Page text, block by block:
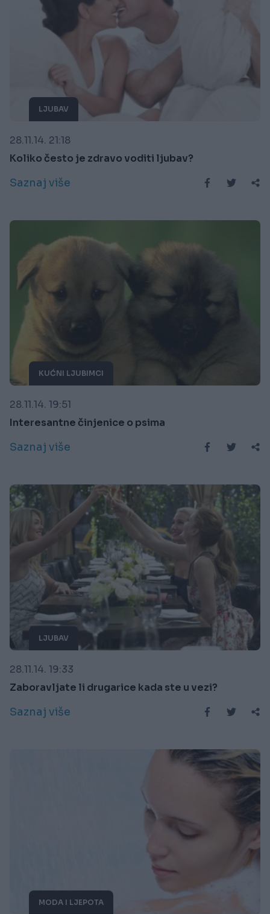
LJUBAV
28.11.14. 21:18
Koliko često je zdravo voditi ljubav?
Saznaj više
KUĆNI LJUBIMCI
28.11.14. 19:51
Interesantne činjenice o psima
Saznaj više
LJUBAV
28.11.14. 19:33
Zaboravljate li drugarice kada ste u vezi?
Saznaj više
MODA I LJEPOTA